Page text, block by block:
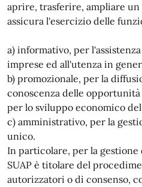
aprire, trasferire, ampliare
assicura l'esercizio delle
a) informativo, per
imprese ed all'utenza in
b) promozionale, per la
conoscenza delle
per lo sviluppo economico
c) amministrativo, per la
unico.
In particolare, per la
SUAP è titolare del
autorizzatori o di consenso,